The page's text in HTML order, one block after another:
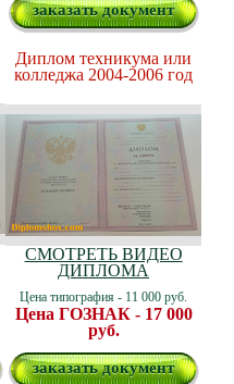
заказать документ
Диплом техникума или
колледжа 2004-2006 год
СМОТРЕТЬ ВИДЕО
ДИПЛОМА
Цена типография - 11 000 руб.
Цена ГОЗНАК - 17 000
руб.
заказать документ